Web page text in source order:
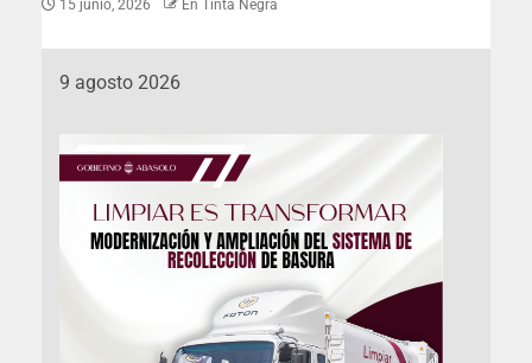
15 junio, 2026 En Tinta Negra
9 agosto 2026